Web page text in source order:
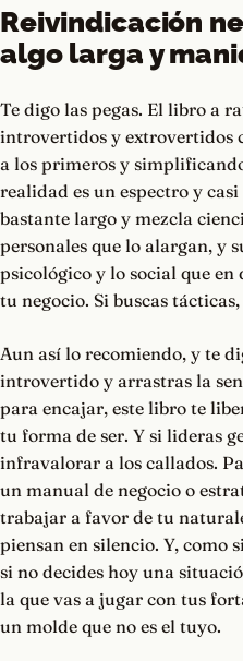
Reivindicación
algo larga y
Te digo las pegas. El libro a
introvertidos y extrovertidos
a los primeros y
realidad es un espectro y
bastante largo y mezcla
personales que lo alargan, y
psicológico y lo social que
tu negocio. Si buscas
Aun así lo recomiendo, y te
introvertido y arrastras la
para encajar, este libro te
tu forma de ser. Y si lideras
infravalorar a los callados.
un manual de negocio o
trabajar a favor de tu
piensan en silencio. Y, como
si no decides hoy una
la que vas a jugar con tus
un molde que no es el tuyo.